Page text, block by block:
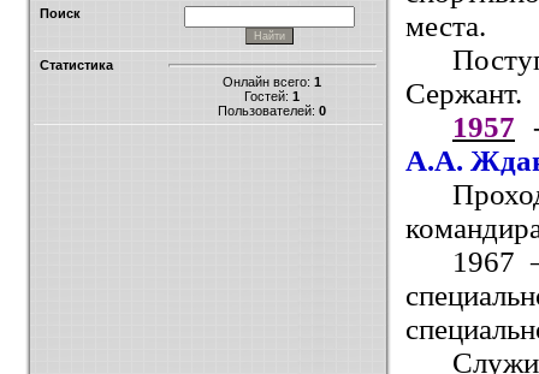
Поиск
Статистика
Онлайн всего: 1
Гостей: 1
Пользователей: 0
места.
Сержант.
1957
А.А.
1967